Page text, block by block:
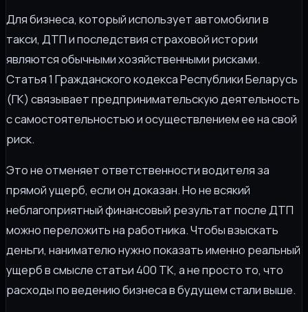
Для бизнеса, который использует автомобили в
такси, ДТП и последствия страховой истории
являются обычными хозяйственными рисками.
Статья 1 Гражданского кодекса Республики Беларусь
(ГК) связывает предпринимательскую деятельность
с самостоятельностью и осуществлением ее на свой
риск.
Это не отменяет ответственности водителя за
прямой ущерб, если он доказан. Но не всякий
неблагоприятный финансовый результат после ДТП
можно переложить на работника. Чтобы взыскать
деньги, нанимателю нужно показать именно реальный
ущерб в смысле статьи 400 ТК, а не просто то, что
расходы по ведению бизнеса в будущем стали выше.